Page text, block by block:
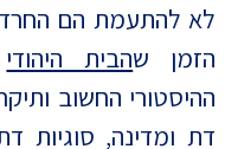
לא להתעמת הם
הזמן שהבית היהודי
ההיסטורי החשוב
דת ומדינה, סוגיות